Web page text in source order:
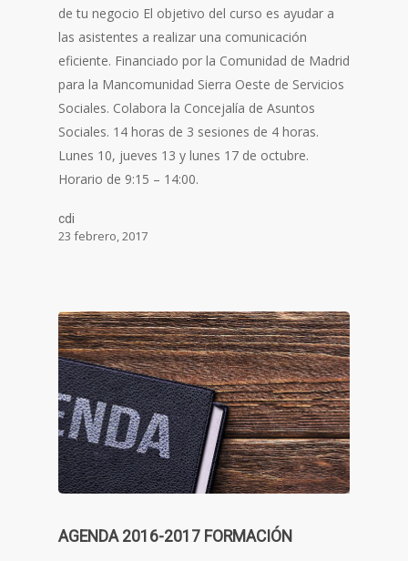
de tu negocio El objetivo del curso es ayudar a
las asistentes a realizar una comunicación
eficiente. Financiado por la Comunidad de Madrid
para la Mancomunidad Sierra Oeste de Servicios
Sociales. Colabora la Concejalía de Asuntos
Sociales. 14 horas de 3 sesiones de 4 horas.
Lunes 10, jueves 13 y lunes 17 de octubre.
Horario de 9:15 – 14:00.
cdi
23 febrero, 2017
AGENDA 2016-2017 FORMACIÓN